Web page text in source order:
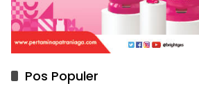
Pos Populer